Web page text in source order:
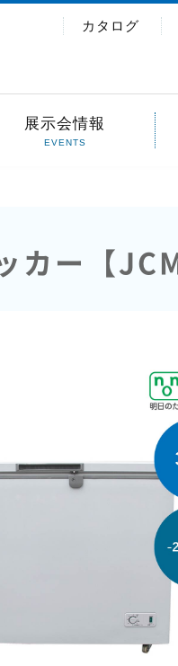
カタログ
展示会情報
EVENTS
カー【